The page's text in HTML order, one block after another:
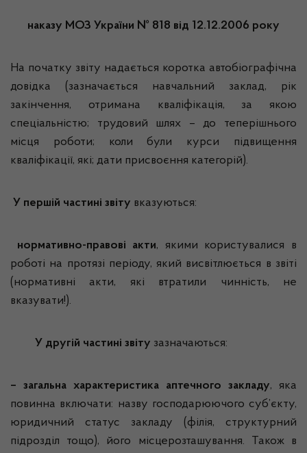
наказу МОЗ України № 818 від 12.12.2006 року
На початку звіту надається коротка автобіографічна
довідка (зазначається навчальний заклад, рік
закінчення, отримана кваліфікація, за якою
спеціальністю; трудовий шлях – до теперішнього
місця роботи; коли були курси підвищення
кваліфікації, які; дати присвоєння категорій).
У першій частині звіту вказуються:
нормативно-правові акти, якими користувалися в
роботі на протязі періоду, який висвітлюється в звіті
(нормативні акти, які втратили чинність, не
вказувати!).
У другій частині звіту зазначаються:
– загальна характеристика аптечного закладу, яка
повинна включати: назву господарюючого суб’єкту,
юридичний статус закладу (філія, структурний
підрозділ тощо), його місцерозташування. Також в